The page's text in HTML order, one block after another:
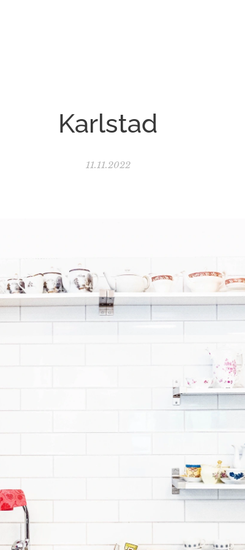
Karlstad
11.11.2022